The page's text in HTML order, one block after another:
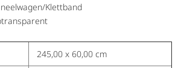
Klettband
245,00 x 60,00 cm